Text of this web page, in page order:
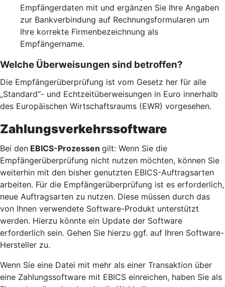
Empfängerdaten mit und ergänzen Sie Ihre Angaben
zur Bankverbindung auf Rechnungsformularen um
Ihre korrekte Firmenbezeichnung als
Empfängername.
Welche Überweisungen sind betroffen?
Die Empfängerüberprüfung ist vom Gesetz her für alle
„Standard“- und Echtzeitüberweisungen in Euro innerhalb
des Europäischen Wirtschaftsraums (EWR) vorgesehen.
Zahlungsverkehrssoftware
Bei den EBICS-Prozessen gilt: Wenn Sie die
Empfängerüberprüfung nicht nutzen möchten, können Sie
weiterhin mit den bisher genutzten EBICS-Auftragsarten
arbeiten. Für die Empfängerüberprüfung ist es erforderlich,
neue Auftragsarten zu nutzen. Diese müssen durch das
von Ihnen verwendete Software-Produkt unterstützt
werden. Hierzu könnte ein Update der Software
erforderlich sein. Gehen Sie hierzu ggf. auf Ihren Software-
Hersteller zu.
Wenn Sie eine Datei mit mehr als einer Transaktion über
eine Zahlungssoftware mit EBICS einreichen, haben Sie als